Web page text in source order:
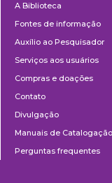
A Biblioteca
Fontes de informação
Auxílio ao Pesquisador
Serviços aos usuários
Compras e doações
Contato
Divulgação
Manuais de Catalogação
Perguntas frequentes